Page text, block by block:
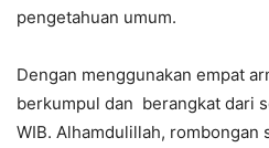
pengetahuan umum.
Dengan menggunakan empat
berkumpul dan berangkat dari
WIB. Alhamdulillah, rombongan